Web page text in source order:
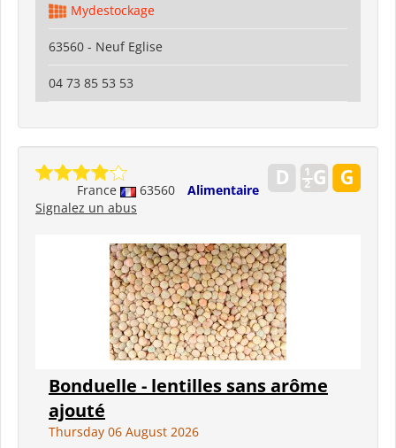
Mydestockage
63560 - Neuf Eglise
04 73 85 53 53
France 63560
Alimentaire
Signalez un abus
Bonduelle - lentilles sans arôme
ajouté
Thursday 06 August 2026